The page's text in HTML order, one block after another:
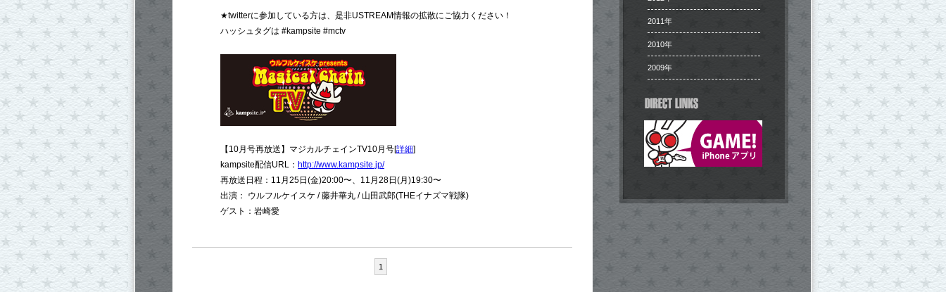
★twitterに参加している方は、是非USTREAM情報の拡散にご協力ください！
ハッシュタグは #kampsite #mctv
【10月号再放送】マジカルチェインTV10月号[詳細]
kampsite配信URL： http://www.kampsite.jp/
再放送日程：11月25日(金)20:00〜、11月28日(月)19:30〜
出演： ウルフルケイスケ / 藤井華丸 / 山田武郎(THEイナズマ戦隊)
ゲスト：岩崎愛
1
2011年
2010年
2009年